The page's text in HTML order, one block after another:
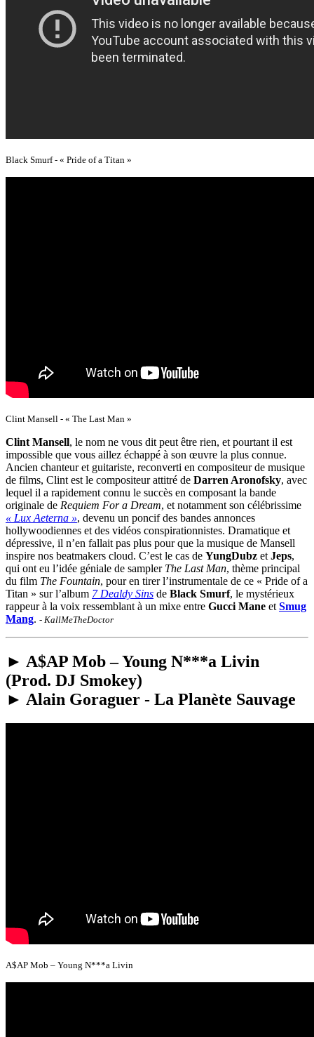
Black Smurf - « Pride of a Titan »
Clint Mansell - « The Last Man »
Clint Mansell, le nom ne vous dit peut être rien, et pourtant il est
impossible que vous aillez échappé à son œuvre la plus connue.
Ancien chanteur et guitariste, reconverti en compositeur de musique
de films, Clint est le compositeur attitré de Darren Aronofsky, avec
lequel il a rapidement connu le succès en composant la bande
originale de Requiem For a Dream, et notamment son célébrissime
« Lux Aeterna », devenu un poncif des bandes annonces
hollywoodiennes et des vidéos conspirationnistes. Dramatique et
dépressive, il n’en fallait pas plus pour que la musique de Mansell
inspire nos beatmakers cloud. C’est le cas de YungDubz et Jeps,
qui ont eu l’idée géniale de sampler The Last Man, thème principal
du film The Fountain, pour en tirer l’instrumentale de ce « Pride of a
Titan » sur l’album 7 Dealdy Sins de Black Smurf, le mystérieux
rappeur à la voix ressemblant à un mixe entre Gucci Mane et Smug
Mang. - KallMeTheDoctor
► A$AP Mob – Young N***a Livin
(Prod. DJ Smokey)
► Alain Goraguer - La Planète Sauvage
A$AP Mob – Young N***a Livin